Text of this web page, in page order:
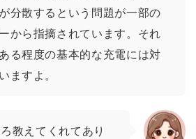
分散するという問題が一部の
から指摘されています。それ
る程度の基本的な充電には対
ますよ。
教えてくれてあり